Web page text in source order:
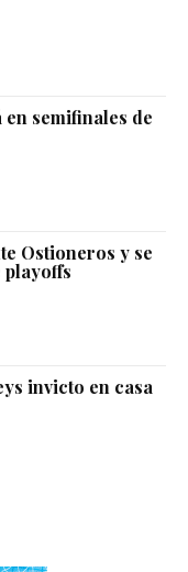
en semifinales de
Ostioneros y se
playoffs
invicto en casa